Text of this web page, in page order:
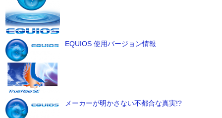
EQUIOS 使用バージョン情報
メーカーが明かさない不都合な真実!?